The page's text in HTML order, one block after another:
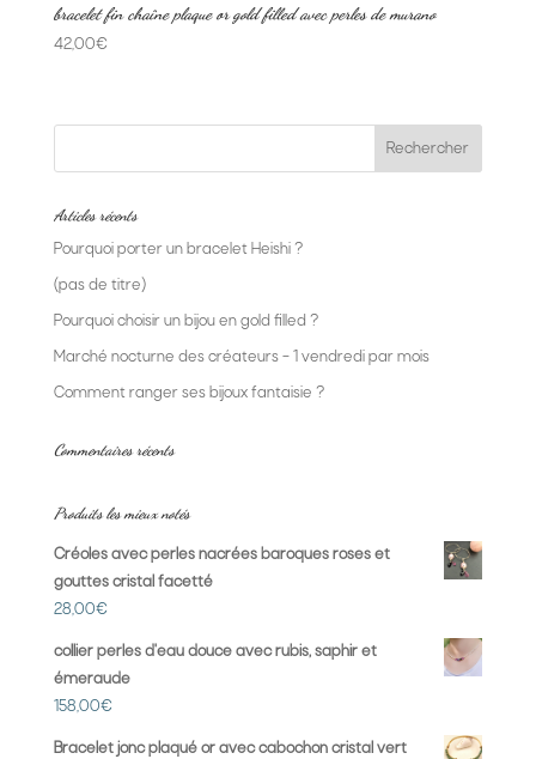
bracelet fin chaîne plaque or gold filled avec perles de murano
42,00€
Articles récents
Pourquoi porter un bracelet Heishi ?
(pas de titre)
Pourquoi choisir un bijou en gold filled ?
Marché nocturne des créateurs – 1 vendredi par mois
Comment ranger ses bijoux fantaisie ?
Commentaires récents
Produits les mieux notés
Créoles avec perles nacrées baroques roses et
gouttes cristal facetté
28,00€
collier perles d'eau douce avec rubis, saphir et
émeraude
158,00€
Bracelet jonc plaqué or avec cabochon cristal vert